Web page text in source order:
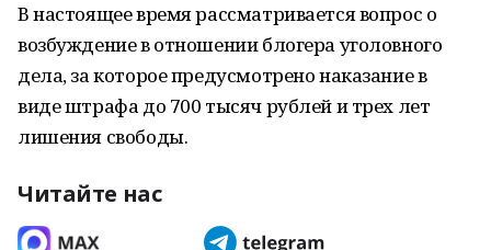
В настоящее время рассматривается вопрос о
возбуждение в отношении блогера уголовного
дела, за которое предусмотрено наказание в
виде штрафа до 700 тысяч рублей и трех лет
лишения свободы.
Читайте нас